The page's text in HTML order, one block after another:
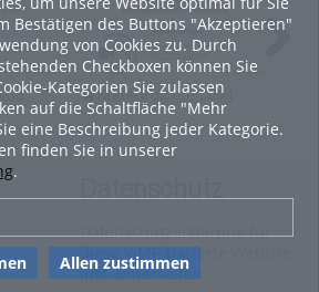
Bestätigen des Buttons "Akzeptieren"
von Cookies zu. Durch
Checkboxen können Sie
Kategorien Sie zulassen
auf die Schaltfläche "Mehr
eine Beschreibung jeder Kategorie.
finden Sie in unserer
.
Allen zustimmen
der
Meteorologie LV04
(Ausgewählte Kapitel der
Allgemeinen Geophysik)
Datenschutzerklärung für
diese ViMP-basierte Website
inkl. Unterseiten